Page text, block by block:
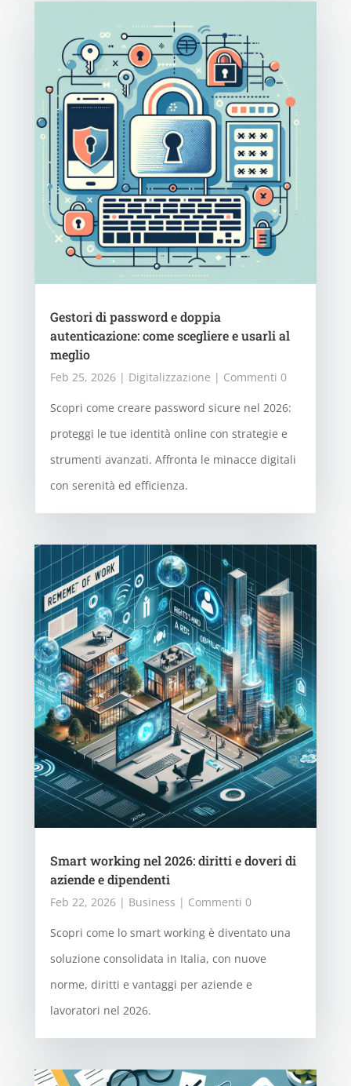
Gestori di password e doppia
autenticazione: come scegliere e usarli al
meglio
Feb 25, 2026| Digitalizzazione | Commenti 0
Scopri come creare password sicure nel 2026:
proteggi le tue identità online con strategie e
strumenti avanzati. Affronta le minacce digitali
con serenità ed efficienza.
Smart working nel 2026: diritti e doveri di
aziende e dipendenti
Feb 22, 2026| Business | Commenti 0
Scopri come lo smart working è diventato una
soluzione consolidata in Italia, con nuove
norme, diritti e vantaggi per aziende e
lavoratori nel 2026.